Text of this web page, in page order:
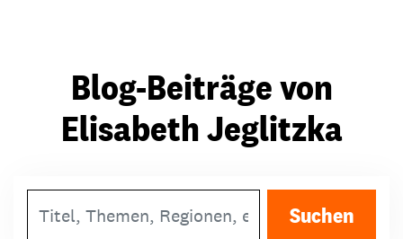
Blog-Beiträge von
Elisabeth Jeglitzka
Suchen